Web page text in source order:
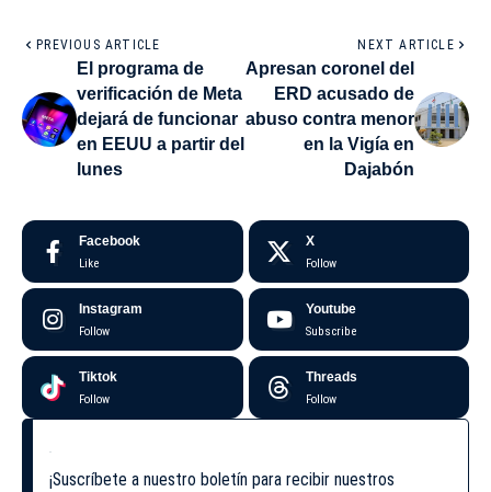
PREVIOUS ARTICLE
El programa de
verificación de Meta
dejará de funcionar
en EEUU a partir del
lunes
NEXT ARTICLE
Apresan coronel del
ERD acusado de
abuso contra menor
en la Vigía en
Dajabón
Facebook
Like
X
Follow
Instagram
Follow
Youtube
Subscribe
Tiktok
Follow
Threads
Follow
¡Suscríbete a nuestro boletín para recibir nuestros